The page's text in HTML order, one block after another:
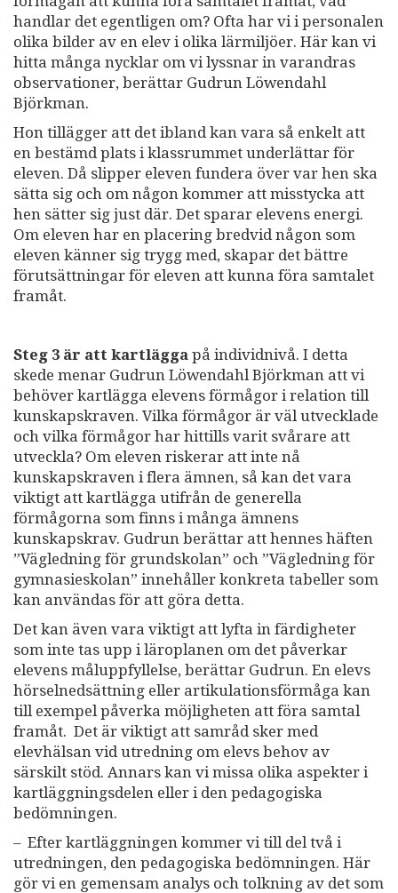
handlar det egentligen om? Ofta har vi i personalen
olika bilder av en elev i olika lärmiljöer. Här kan vi
hitta många nycklar om vi lyssnar in varandras
observationer, berättar Gudrun Löwendahl
Björkman.
Hon tillägger att det ibland kan vara så enkelt att
en bestämd plats i klassrummet underlättar för
eleven. Då slipper eleven fundera över var hen ska
sätta sig och om någon kommer att misstycka att
hen sätter sig just där. Det sparar elevens energi.
Om eleven har en placering bredvid någon som
eleven känner sig trygg med, skapar det bättre
förutsättningar för eleven att kunna föra samtalet
framåt.
Steg 3 är att kartlägga på individnivå. I detta
skede menar Gudrun Löwendahl Björkman att vi
behöver kartlägga elevens förmågor i relation till
kunskapskraven. Vilka förmågor är väl utvecklade
och vilka förmågor har hittills varit svårare att
utveckla? Om eleven riskerar att inte nå
kunskapskraven i flera ämnen, så kan det vara
viktigt att kartlägga utifrån de generella
förmågorna som finns i många ämnens
kunskapskrav. Gudrun berättar att hennes häften
”Vägledning för grundskolan” och ”Vägledning för
gymnasieskolan” innehåller konkreta tabeller som
kan användas för att göra detta.
Det kan även vara viktigt att lyfta in färdigheter
som inte tas upp i läroplanen om det påverkar
elevens måluppfyllelse, berättar Gudrun. En elevs
hörselnedsättning eller artikulationsförmåga kan
till exempel påverka möjligheten att föra samtal
framåt. Det är viktigt att samråd sker med
elevhälsan vid utredning om elevs behov av
särskilt stöd. Annars kan vi missa olika aspekter i
kartläggningsdelen eller i den pedagogiska
bedömningen.
– Efter kartläggningen kommer vi till del två i
utredningen, den pedagogiska bedömningen. Här
gör vi en gemensam analys och tolkning av det som